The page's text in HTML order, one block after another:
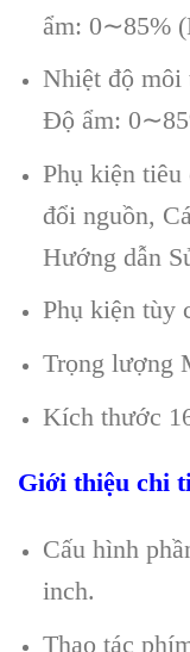
ẩm: 0∼85%
Nhiệt độ
Độ ẩm:
Phụ kiện tiêu
đổi nguồn,
Hướng dẫn
Phụ kiện tùy
Trọng lượng
Kích thước
Giới thiệu chi
Cấu hình
inch.
Thao tác